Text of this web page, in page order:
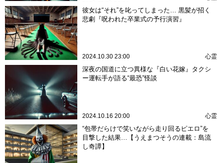
彼女は“それ”を叱ってしまった… 黒髪が招く
悲劇『呪われた卒業式の予行演習』
2024.10.30 23:00 心霊
深夜の国道に立つ異様な『白い花嫁』タクシ
ー運転手が語る“最恐”怪談
2024.10.16 20:00 心霊
“包帯だらけで笑いながら走り回るピエロ”を
目撃した結果…【うえまつそうの連載：島流
し奇譚】